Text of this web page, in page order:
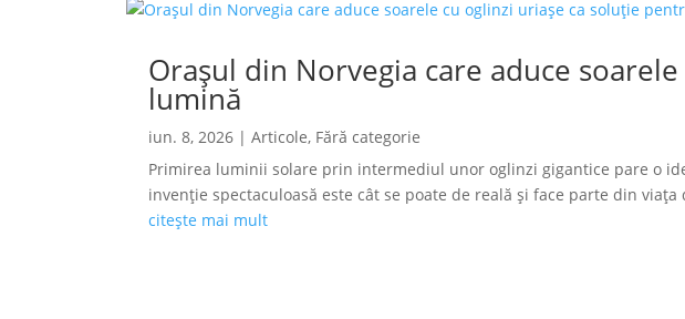
Orașul din Norvegia care aduce
lumină
iun. 8, 2026 |Articole, Fără categorie
Primirea luminii solare prin intermediul unor oglinzi gigantice pare o
invenție spectaculoasă este cât se poate de reală și face parte din
citește mai mult